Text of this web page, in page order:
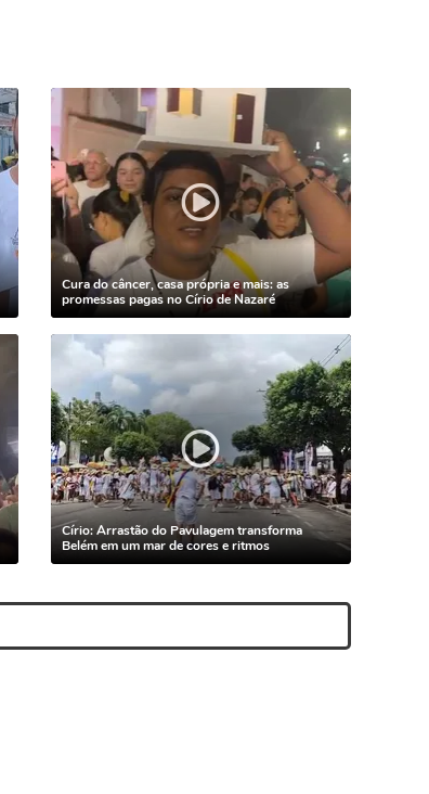
Cura do câncer, casa própria e mais: as
promessas pagas no Círio de Nazaré
Círio: Arrastão do Pavulagem transforma
Belém em um mar de cores e ritmos